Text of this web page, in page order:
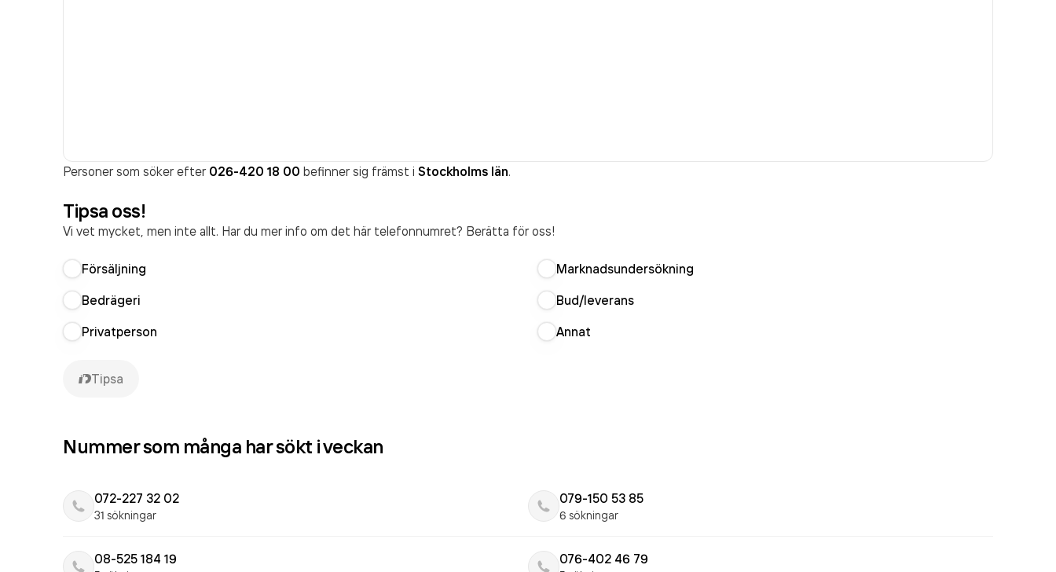
Personer som söker efter 026-420 18 00 befinner sig främst i Stockholms län.
Tipsa oss!
Vi vet mycket, men inte allt. Har du mer info om det här telefonnumret? Berätta för oss!
Försäljning
Marknadsundersökning
Bedrägeri
Bud/leverans
Privatperson
Annat
Tipsa
Nummer som många har sökt i veckan
072-227 32 02
31 sökningar
079-150 53 85
6 sökningar
08-525 184 19 076-402 46 79